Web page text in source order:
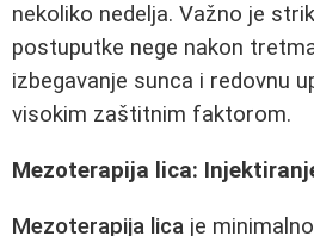
nekoliko nedelja. Važno je
postuputke nege nakon
izbegavanje sunca i redovnu
visokim zaštitnim faktorom.
Mezoterapija lica:
Mezoterapija lica je